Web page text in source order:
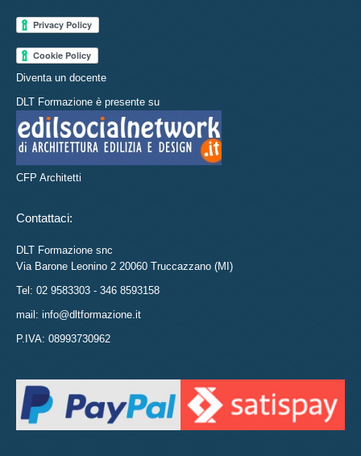
Diventa un docente
DLT Formazione è presente su
CFP Architetti
Contattaci:
DLT Formazione snc
Via Barone Leonino 2 20060 Truccazzano (MI)
Tel: 02 9583303 - 346 8593158
mail: info@dltformazione.it
P.IVA: 08993730962